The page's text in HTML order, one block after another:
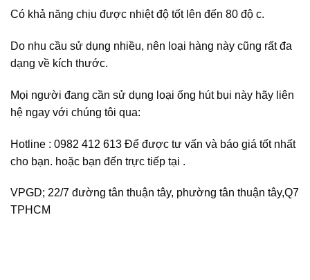
Có khả năng chịu được nhiệt độ tốt lên đến 80 độ c.
Do nhu cầu sử dụng nhiều, nên loại hàng này cũng rất đa
dạng về kích thước.
Mọi người đang cần sử dụng loại ống hút bụi này hãy liên
hệ ngay với chúng tôi qua:
Hotline : 0982 412 613 Để được tư vấn và báo giá tốt nhất
cho bạn. hoặc bạn đến trực tiếp tại .
VPGD; 22/7 đường tân thuận tây, phường tân thuận tây,Q7
TPHCM